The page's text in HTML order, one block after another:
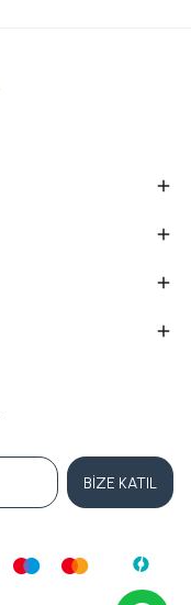
BİZE KATIL